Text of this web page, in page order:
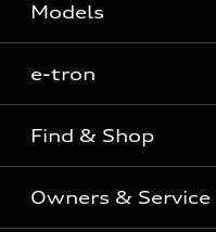
Models
Sedan
SUV
Coupe
e-tron
e-tron
Find & Shop
전시장/AAP 전시장/AS센터
Owners & Service